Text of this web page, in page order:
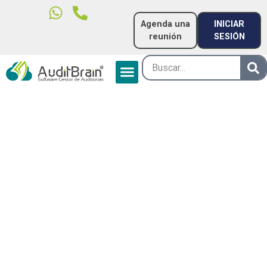
Agenda una
reunión
INICIAR
SESIÓN